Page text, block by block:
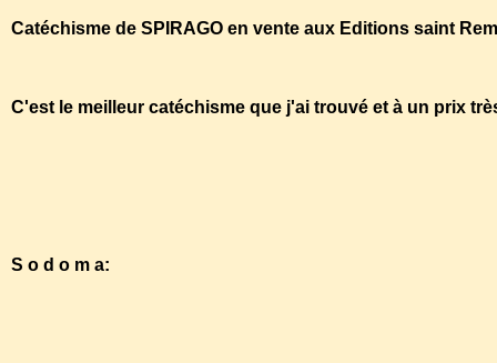
Catéchisme de SPIRAGO en vente aux Editions saint
C'est le meilleur catéchisme que j'ai trouvé et à un prix
S o d o m a: